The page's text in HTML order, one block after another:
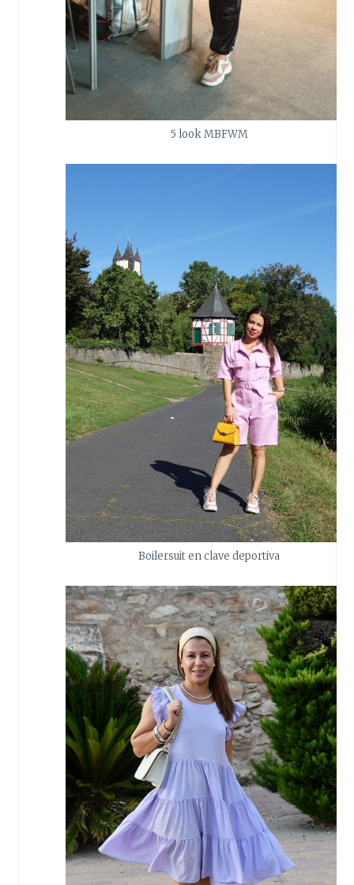
5 look MBFWM
Boilersuit en clave deportiva